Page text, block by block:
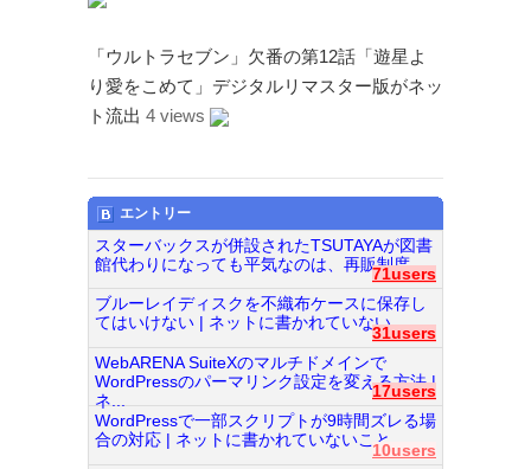
「ウルトラセブン」欠番の第12話「遊星よ
り愛をこめて」デジタルリマスター版がネッ
ト流出 4 views
エントリー
スターバックスが併設されたTSUTAYAが図書
館代わりになっても平気なのは、再販制度...
71users
ブルーレイディスクを不織布ケースに保存し
てはいけない | ネットに書かれていない...
31users
WebARENA SuiteXのマルチドメインで
WordPressのパーマリンク設定を変える方法 |
ネ...
17users
WordPressで一部スクリプトが9時間ズレる場
合の対応 | ネットに書かれていないこと...
10users